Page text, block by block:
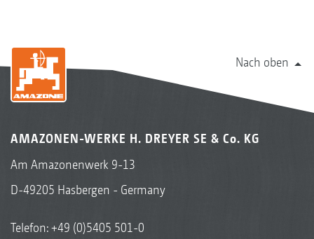
Nach oben
AMAZONEN-WERKE H. DREYER SE & Co. KG
Am Amazonenwerk 9-13
D-49205 Hasbergen - Germany
Telefon:+49 (0)5405 501-0